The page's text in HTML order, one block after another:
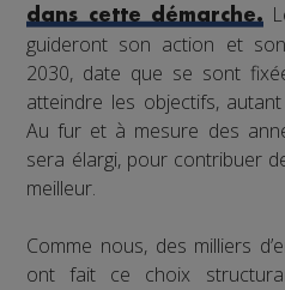
dans cette démarche.
guideront son action et
2030, date que se sont
atteindre les objectifs,
Au fur et à mesure des
sera élargi, pour contribuer
meilleur.
Comme nous, des milliers
ont fait ce choix